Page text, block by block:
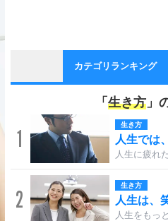
カテゴリランキング
「 生き方 」
1
生き方
人生では
人生に疲れ
2
生き方
人生は、
人生をもっ